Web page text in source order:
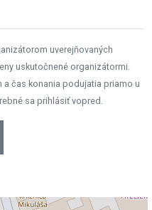
uverejňovaných
uskutočnené organizátormi.
čas konania podujatia priamo u
sa prihlásiť vopred.